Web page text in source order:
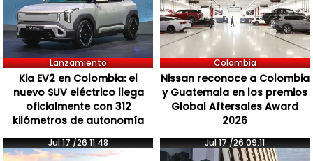
Lanzamiento
Kia EV2 en Colombia: el
nuevo SUV eléctrico llega
oficialmente con 312
kilómetros de autonomía
Colombia
Nissan reconoce a Colombia
y Guatemala en los premios
Global Aftersales Award
2026
Jul 17 /26 11:48 Jul 17 /26 09:11